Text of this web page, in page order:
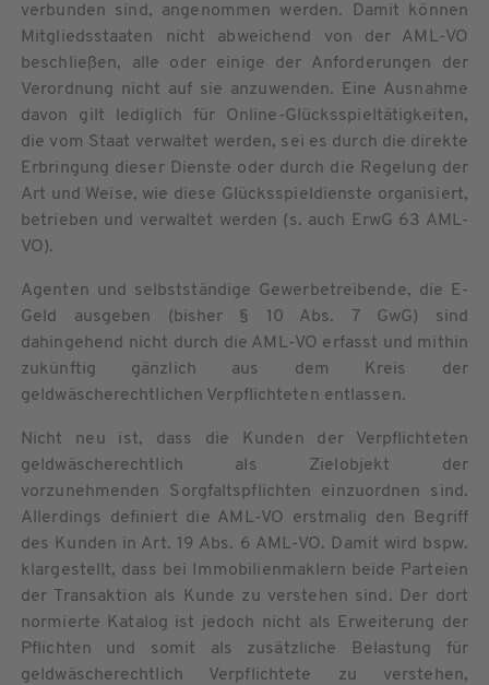
verbunden sind, angenommen werden. Damit können
Mitgliedsstaaten nicht abweichend von der AML-VO
beschließen, alle oder einige der Anforderungen der
Verordnung nicht auf sie anzuwenden. Eine Ausnahme
davon gilt lediglich für Online-Glücksspieltätigkeiten,
die vom Staat verwaltet werden, sei es durch die direkte
Erbringung dieser Dienste oder durch die Regelung der
Art und Weise, wie diese Glücksspieldienste organisiert,
betrieben und verwaltet werden (s. auch ErwG 63 AML-
VO).
Agenten und selbstständige Gewerbetreibende, die E-
Geld ausgeben (bisher § 10 Abs. 7 GwG) sind
dahingehend nicht durch die AML-VO erfasst und mithin
zukünftig gänzlich aus dem Kreis der
geldwäscherechtlichen Verpflichteten entlassen.
Nicht neu ist, dass die Kunden der Verpflichteten
geldwäscherechtlich als Zielobjekt der
vorzunehmenden Sorgfaltspflichten einzuordnen sind.
Allerdings definiert die AML-VO erstmalig den Begriff
des Kunden in Art. 19 Abs. 6 AML-VO. Damit wird bspw.
klargestellt, dass bei Immobilienmaklern beide Parteien
der Transaktion als Kunde zu verstehen sind. Der dort
normierte Katalog ist jedoch nicht als Erweiterung der
Pflichten und somit als zusätzliche Belastung für
geldwäscherechtlich Verpflichtete zu verstehen,